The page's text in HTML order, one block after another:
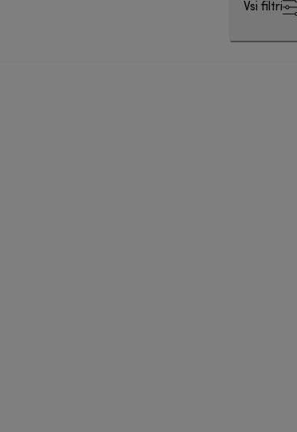
Vsi filtri